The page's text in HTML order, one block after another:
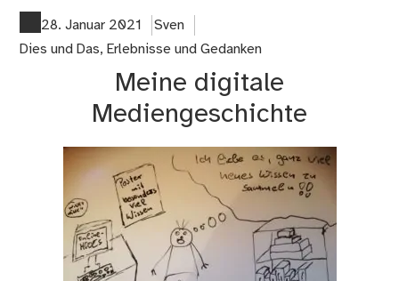
28. Januar 2021
Sven
Dies und Das, Erlebnisse und Gedanken
Meine digitale
Mediengeschichte